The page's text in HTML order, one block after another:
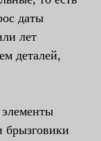
даты
лет
деталей,
брызговики